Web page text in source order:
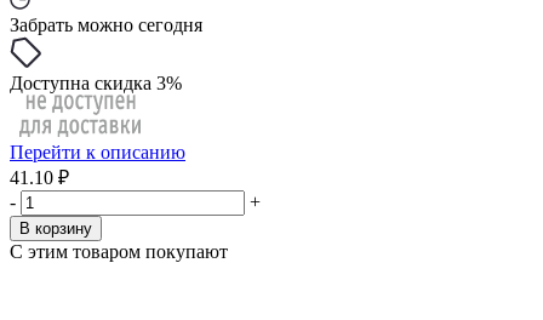
Забрать можно сегодня
Доступна скидка 3%
Перейти к описанию
41.10 ₽
-
+
В корзину
С этим товаром покупают